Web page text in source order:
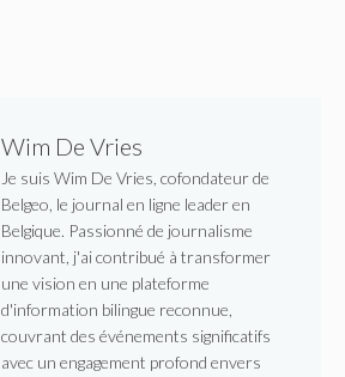
Wim De Vries
Je suis Wim De Vries, cofondateur de
Belgeo, le journal en ligne leader en
Belgique. Passionné de journalisme
innovant, j'ai contribué à transformer
une vision en une plateforme
d'information bilingue reconnue,
couvrant des événements significatifs
avec un engagement profond envers